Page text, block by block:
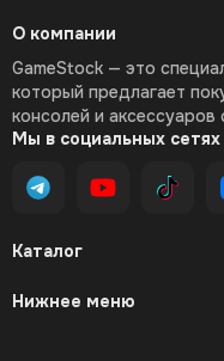
Каталог
Нижнее меню
О компании
GameStock — это
который предлагает
консолей и аксессуаров
Мы в социальных сетях